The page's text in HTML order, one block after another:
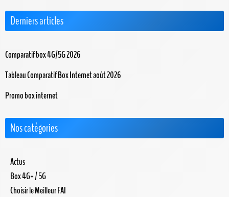
Derniers articles
Comparatif box 4G/5G 2026
Tableau Comparatif Box Internet août 2026
Promo box internet
Nos catégories
Actus
Box 4G+ / 5G
Choisir le Meilleur FAI